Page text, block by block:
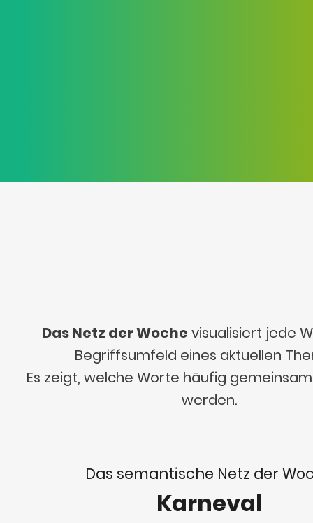
Das Netz der Woche visualisiert jede
Begriffsumfeld eines aktuellen
Es zeigt, welche Worte häufig
werden.
Das semantische Netz der
Karneval